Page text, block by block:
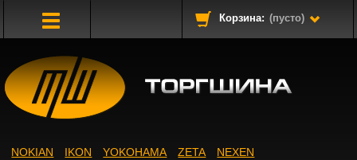
Корзина: (пусто)
NOKIAN IKON YOKOHAMA ZETA
NEXEN